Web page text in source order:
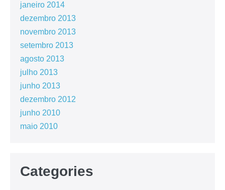
janeiro 2014
dezembro 2013
novembro 2013
setembro 2013
agosto 2013
julho 2013
junho 2013
dezembro 2012
junho 2010
maio 2010
Categories